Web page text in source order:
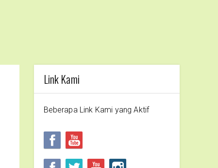
Link Kami
Beberapa Link Kami yang Aktif